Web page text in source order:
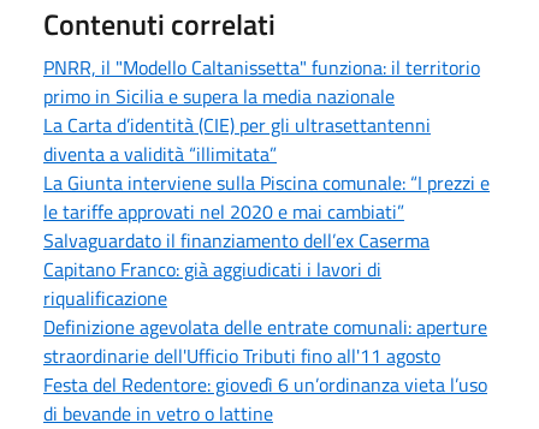
Contenuti correlati
PNRR, il "Modello Caltanissetta" funziona: il territorio
primo in Sicilia e supera la media nazionale
La Carta d’identità (CIE) per gli ultrasettantenni
diventa a validità “illimitata”
La Giunta interviene sulla Piscina comunale: “I prezzi e
le tariffe approvati nel 2020 e mai cambiati”
Salvaguardato il finanziamento dell’ex Caserma
Capitano Franco: già aggiudicati i lavori di
riqualificazione
Definizione agevolata delle entrate comunali: aperture
straordinarie dell'Ufficio Tributi fino all'11 agosto
Festa del Redentore: giovedì 6 un’ordinanza vieta l’uso
di bevande in vetro o lattine